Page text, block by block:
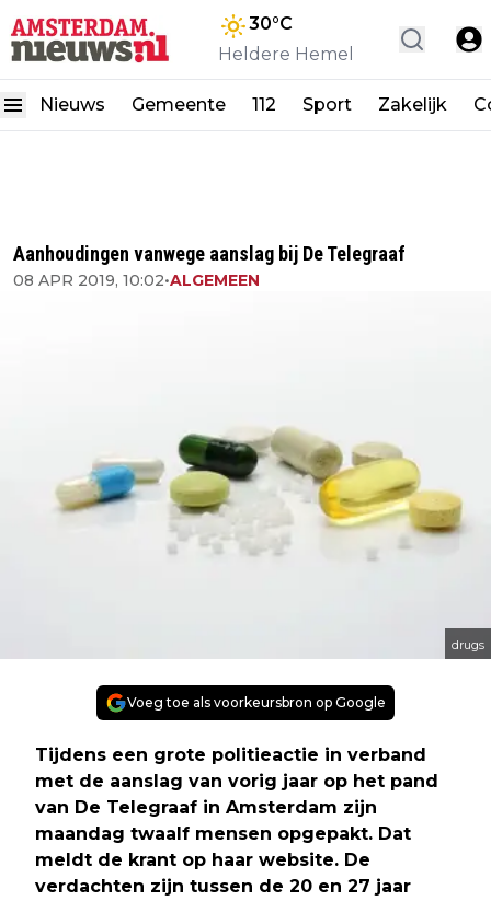
30°C
Heldere Hemel
Nieuws Gemeente 112 Sport Zakelijk
Aanhoudingen vanwege aanslag bij De Telegraaf
08 APR 2019, 10:02•ALGEMEEN
drugs
Voeg toe als voorkeursbron op Google
Tijdens een grote politieactie in verband
met de aanslag van vorig jaar op het pand
van De Telegraaf in Amsterdam zijn
maandag twaalf mensen opgepakt. Dat
meldt de krant op haar website. De
verdachten zijn tussen de 20 en 27 jaar